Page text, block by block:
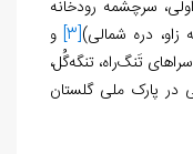
سرچشمه رودخانه
زاو، دره شمالی)[3] و
تَنگ‌راه، تنگه‌گُل،
در پارک ملی گلستان